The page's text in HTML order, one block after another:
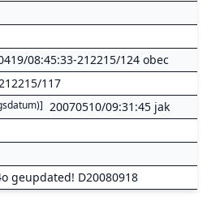
08:45:33-212215/124 obec
117
] 20070510/09:31:45 jak
geupdated! D20080918